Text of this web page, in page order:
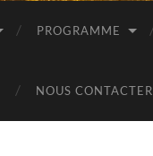
PROGRAMME
NOUS CONTACTER